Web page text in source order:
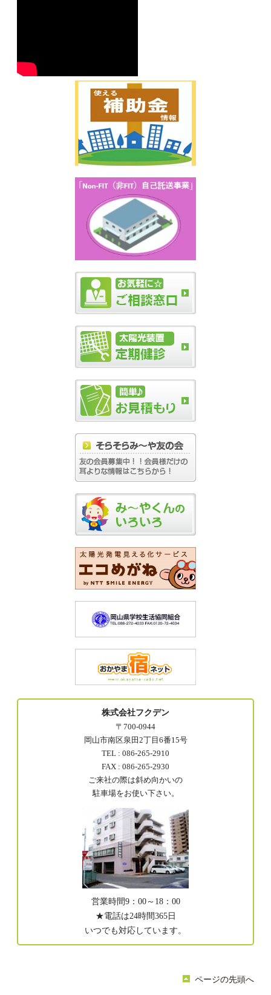
株式会社フクデン
〒700-0944
岡山市南区泉田2丁目6番15号
TEL : 086-265-2910
FAX : 086-265-2930
ご来社の際は斜め向かいの
駐車場をお使い下さい。
営業時間9：00～18：00
★電話は24時間365日
いつでも対応しています。
ページの先頭へ